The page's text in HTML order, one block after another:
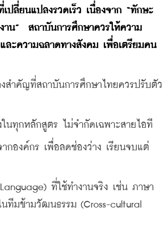
ปลี่ยนแปลงรวดเร็ว เนื่องจาก “ทักษะ
าน”  สถาบันการศึกษาควรให้ความ
ะความฉลาดทางสังคม เพื่อเตรียมคน
คัญที่สถาบันการศึกษาไทยควรปรับตัว
กหลักสูตร ไม่จำกัดเฉพาะสายไอที
องค์กร เพื่อลดช่องว่าง เรียนจบแต่
ที่ใช้ทำงานจริง เช่น ภาษา
นทีมข้ามวัฒนธรรม (Cross-cultural